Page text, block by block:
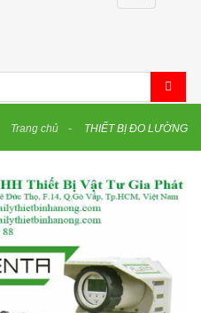
navigation
Trang chủ THIẾT BỊ ĐO LƯỜNG